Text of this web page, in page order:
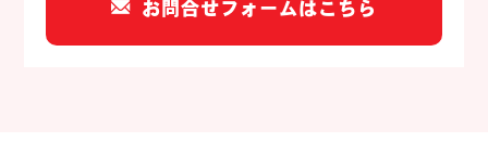
お問合せフォームはこちら